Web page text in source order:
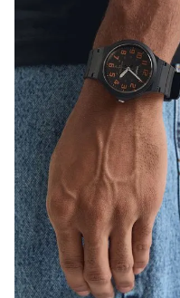
Modelo